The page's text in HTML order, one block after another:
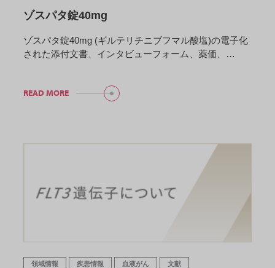
ゾスパタ錠40mg
ゾスパタ錠40mg (ギルテリチニブフマル酸塩)の電子化
された添付文書、インタビューフォーム、薬価、…
READ MORE
領域情報 疾患情報 血液がん
文献